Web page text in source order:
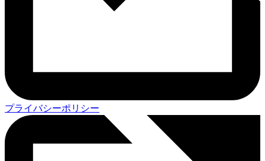
プライバシーポリシー